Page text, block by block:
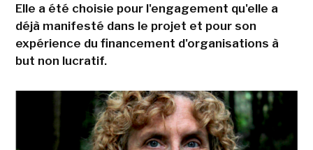
Elle a été choisie pour l'engagement qu'elle a
déjà manifesté dans le projet et pour son
expérience du financement d'organisations à
but non lucratif.